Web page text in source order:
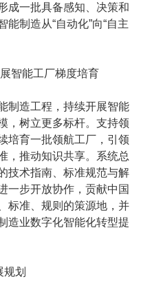
成一批具备感知、决策和
制造从“自动化”向“自主
智能工厂梯度培育
制造工程，持续开展智能
， 树立更多标杆。支持领
培育一批领航工厂，引领
，推动知识共享。系统总
技术指南、标准规范与解
一步开放协作，贡献中国
标准、规则的策源地，并
造业数字化智能化转型提
规划